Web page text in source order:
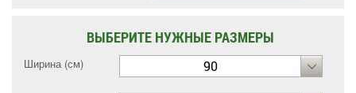
ВЫБЕРИТЕ НУЖНЫЕ РАЗМЕРЫ
Ширина (см) 90